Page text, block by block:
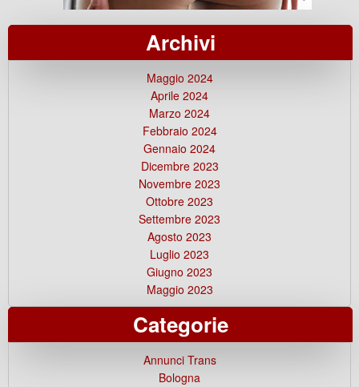
Archivi
Maggio 2024
Aprile 2024
Marzo 2024
Febbraio 2024
Gennaio 2024
Dicembre 2023
Novembre 2023
Ottobre 2023
Settembre 2023
Agosto 2023
Luglio 2023
Giugno 2023
Maggio 2023
Categorie
Annunci Trans
Bologna